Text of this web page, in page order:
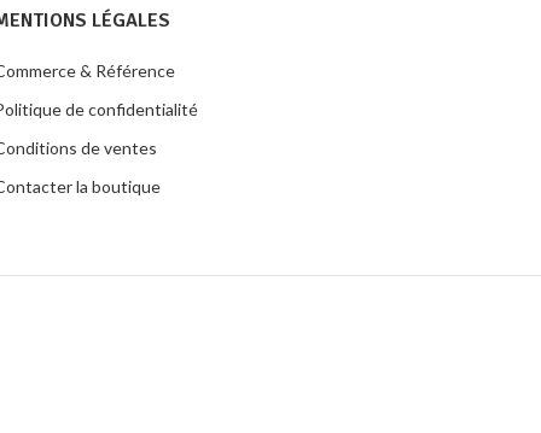
LÉGALES
& Référence
de confidentialité
de ventes
la boutique